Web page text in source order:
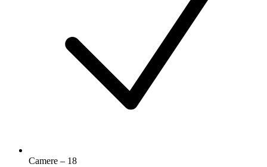
Camere – 18